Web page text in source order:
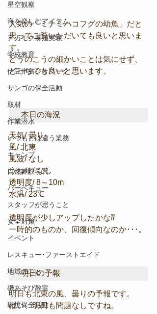
星空観察
海を楽しむアイテム
アカモク養殖実験
学校教育
伊豆半島ジオパーク
サンゴの保全活動
取材
作業潜水
いつもとは違う業務
キャンプ
自然体験学習
バーベキュー
スタッフが思うこと
安全対策
イベント
レスキュー･ファーストエイド
地域のこと
磯あそび教室
環境保全活動
人気の「ミナミハコフグの幼魚」だと
思ってご覧いただいても良いと思いま
す。
どうのこうの細かいことは気にせず、
どっちでも良いと思います。
本日の海況
天気/ 曇り
風/ 北東
風波/ なし
うねり/ なし
透明度/ 8～10m
水温/ 23℃
透明度が少しアップしたかな⁇
一時的のものか、回復傾向なのか･･･。
明日の予報
明日も北東の風、曇りの予報です。
はい、明日も問題なしですね。